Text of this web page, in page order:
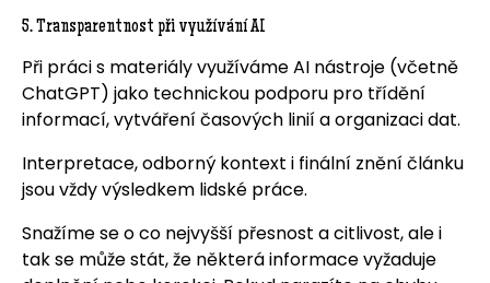
5. Transparentnost při využívání AI
Při práci s materiály využíváme AI nástroje (včetně
ChatGPT) jako technickou podporu pro třídění
informací, vytváření časových linií a organizaci dat.
Interpretace, odborný kontext i finální znění článku
jsou vždy výsledkem lidské práce.
Snažíme se o co nejvyšší přesnost a citlivost, ale i
tak se může stát, že některá informace vyžaduje